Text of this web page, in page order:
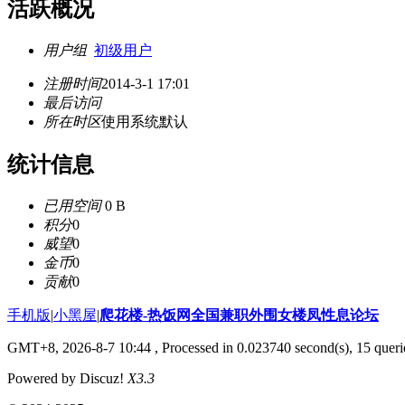
活跃概况
用户组 初级用户
注册时间2014-3-1 17:01
最后访问
所在时区使用系统默认
统计信息
已用空间0 B
积分0
威望0
金币0
贡献0
手机版|小黑屋|爬花楼-热饭网全国兼职外围女楼凤性息论坛
GMT+8, 2026-8-7 10:44 , Processed in 0.023740 second(s), 15
Powered by Discuz! X3.3